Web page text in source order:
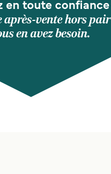
en toute confiance
après-vente hors pair
en avez besoin.